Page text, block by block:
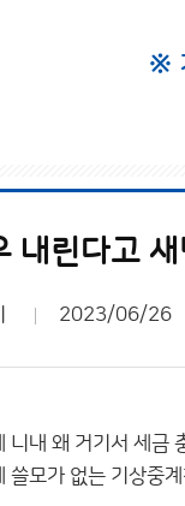
※
내린다고
2023/06/26
니내 왜 거기서 세금
쓸모가 없는 기상중